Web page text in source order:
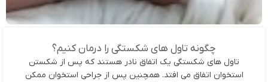
چگونه تاول های شکستگی را درمان کنیم؟
تاول های شکستگی یک اتفاق نادر هستند که پس از شکستن
استخوان اتفاق می افتد. همچنین پس از جراحی استخوان ممکن